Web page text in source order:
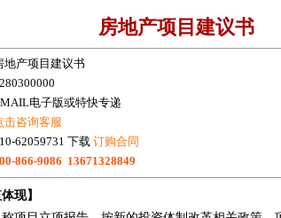
房地产项目建议书
地产项目建议书
电子版或特快专递
击咨询客服
62059731 下载 订购合同
866-9086 13671328849
现】